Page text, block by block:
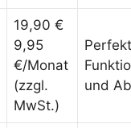
19,90 €
9,95
€/Monat
(zzgl.
MwSt.)
und